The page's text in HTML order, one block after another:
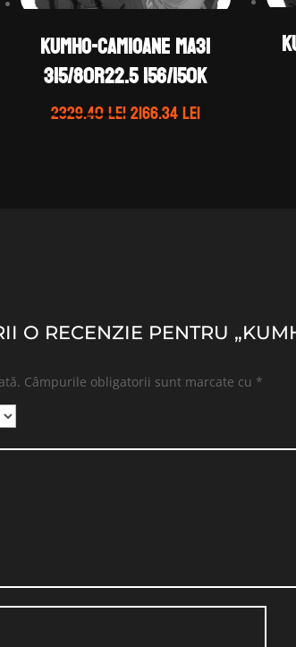
KUMHO-CAMIOANE MA31
315/80R22.5 156/150K
2329.40leiPrețul
2166.34leiPrețul
O RECENZIE PENTRU
Câmpurile obligatorii sunt marcate cu *